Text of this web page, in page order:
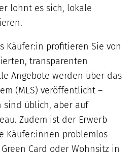
lohnt es sich, lokale
Käufer:in profitieren Sie von
transparenten
Angebote werden über das
(MLS) veröffentlicht –
sind üblich, aber auf
Zudem ist der Erwerb
Käufer:innen problemlos
Card oder Wohnsitz in